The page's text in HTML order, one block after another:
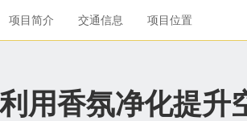
项目简介 交通信息 项目位置
用香氛净化提升